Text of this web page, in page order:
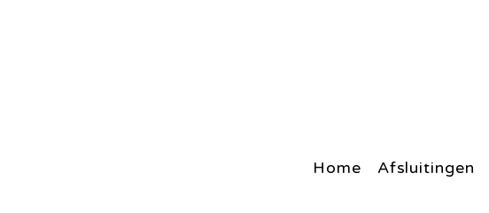
Home Afsluitingen